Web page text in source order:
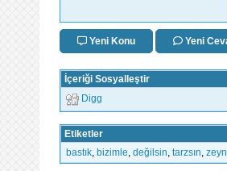
Yeni Konu Yeni
İçeriği Sosyalleştir
Digg
Etiketler
bastık bizimle değilsin tarzsın